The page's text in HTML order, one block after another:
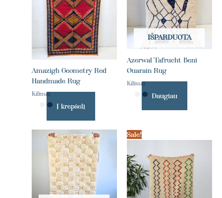
Amazigh Geometry Red
Handmade Rug
Kilimai
Į krepšelį
IŠPARDUOTA
Azerwal Tafrucht Beni
Ouarain Rug
Kilimai
Daugiau
Sale!